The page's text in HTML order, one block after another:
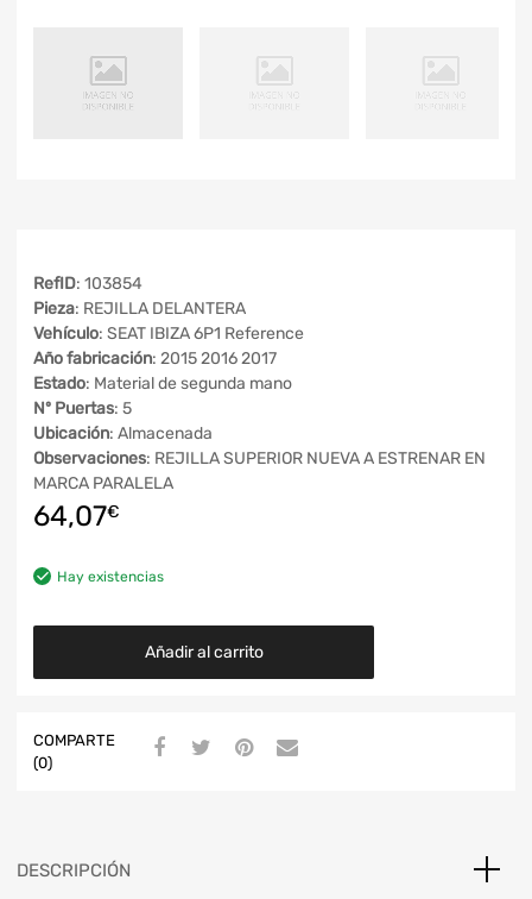
RefID: 103854
Pieza: REJILLA DELANTERA
Vehículo: SEAT IBIZA 6P1 Reference
Año fabricación: 2015 2016 2017
Estado: Material de segunda mano
Nº Puertas: 5
Ubicación: Almacenada
Observaciones: REJILLA SUPERIOR NUEVA A ESTRENAR EN
MARCA PARALELA
64,07€
Hay existencias
Añadir al carrito
COMPARTE
(0)
DESCRIPCIÓN